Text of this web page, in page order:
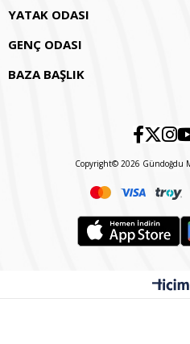
YATAK ODASI
GENÇ ODASI
BAZA BAŞLIK
Copyright© 2026 Gündoğdu